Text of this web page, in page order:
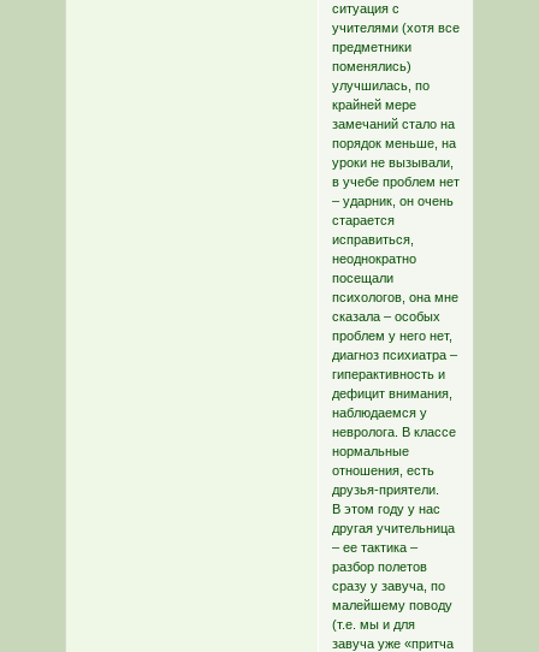
ситуация с
учителями (хотя все
предметники
поменялись)
улучшилась, по
крайней мере
замечаний стало на
порядок меньше, на
уроки не вызывали,
в учебе проблем нет
– ударник, он очень
старается
исправиться,
неоднократно
посещали
психологов, она мне
сказала – особых
проблем у него нет,
диагноз психиатра –
гиперактивность и
дефицит внимания,
наблюдаемся у
невролога. В классе
нормальные
отношения, есть
друзья-приятели.
В этом году у нас
другая учительница
– ее тактика –
разбор полетов
сразу у завуча, по
малейшему поводу
(т.е. мы и для
завуча уже «притча